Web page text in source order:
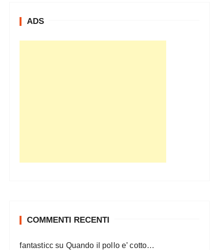
ADS
COMMENTI RECENTI
fantasticc su Quando il pollo e’ cotto…